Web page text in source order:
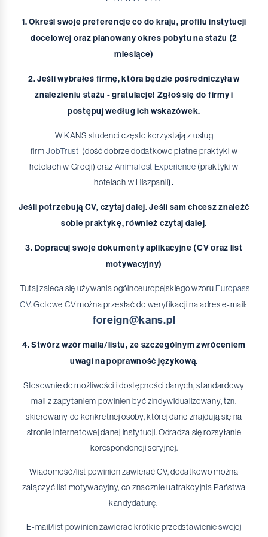
Tekst ETR
AZS
Aktualności AZS
Stypendia i pomoc materialna
mLegitymacja studencka
Stypendium dla I roku
E-źródła
Biblioteki Cyfrowe
Czasopisma
Biuletyny nabytków
Monoprofilowe Centrum Symulacji Medycznej
Symulator Nauki Jazdy
Uniwersytet Dziecięcy KANS "Twórczy Odkrywcy"
1. Określ swoje preferencje co do kraju, profilu instytucji
docelowej oraz planowany okres pobytu na stażu (2
miesiące)
2. Jeśli wybrałeś firmę, która będzie pośredniczyła w
znalezieniu stażu - gratulacje! Zgłoś się do firmy i
postępuj według ich wskazówek.
W KANS studenci często korzystają z usług
firmJobTrust (dość dobrze dodatkowo płatne praktyki w
hotelach w Grecji) oraz Animafest Experience (praktyki w
hotelach w Hiszpanii).
Jeśli potrzebują CV, czytaj dalej. Jeśli sam chcesz znaleźć
sobie praktykę, również czytaj dalej.
3. Dopracuj swoje dokumenty aplikacyjne (CV oraz list
motywacyjny)
Tutaj zaleca się używania ogólnoeuropejskiego wzoru Europass
CV.Gotowe CV można przesłać do weryfikacji na adres e-mail:
foreign@kans.pl
4. Stwórz wzór maila/listu, ze szczególnym zwróceniem
uwagi na poprawność językową.
Stosownie do możliwości i dostępności danych, standardowy
mail z zapytaniem powinien być zindywidualizowany, tzn.
skierowany do konkretnej osoby, której dane znajdują się na
stronie internetowej danej instytucji. Odradza się rozsyłanie
korespondencji seryjnej.
Wiadomość/list powinien zawierać CV, dodatkowo można
załączyć list motywacyjny, co znacznie uatrakcyjnia Państwa
kandydaturę.
E-mail/list powinien zawierać krótkie przedstawienie swojej